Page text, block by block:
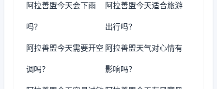
阿拉善盟今天会下雨
吗？
阿拉善盟今天适合旅游
出行吗？
阿拉善盟今天需要开空
调吗？
阿拉善盟天气对心情有
影响吗？